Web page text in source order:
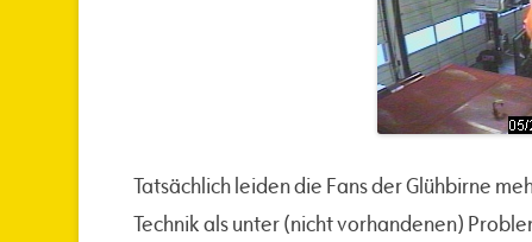
Tatsächlich leiden die Fans der Glühbirne
Technik als unter (nicht vorhandenen)